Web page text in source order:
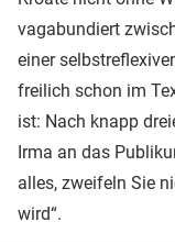
vagabundiert
einer
freilich schon im
ist: Nach knapp
Irma an das
alles, zweifeln Sie
wird“.